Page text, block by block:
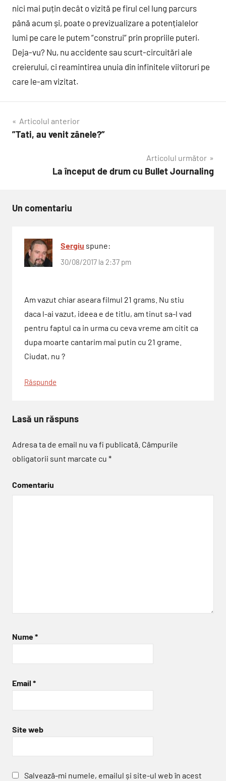
nici mai puțin decât o vizită pe firul cel lung parcurs
până acum și, poate o previzualizare a potențialelor
lumi pe care le putem ”construi” prin propriile puteri.
Deja-vu? Nu, nu accidente sau scurt-circuitări ale
creierului, ci reamintirea unuia din infinitele viitoruri pe
care le-am vizitat.
Navigare
în
Articolul anterior
”Tati, au venit zânele?”
Articolul următor
La început de drum cu Bullet Journaling
Un comentariu
Sergiu spune:
30/08/2017 la 2:37 pm
Am vazut chiar aseara filmul 21 grams. Nu stiu
daca l-ai vazut, ideea e de titlu, am tinut sa-l vad
pentru faptul ca in urma cu ceva vreme am citit ca
dupa moarte cantarim mai putin cu 21 grame.
Ciudat, nu ?
Răspunde
Lasă un răspuns
Adresa ta de email nu va fi publicată. Câmpurile
obligatorii sunt marcate cu *
Comentariu
Nume*
Email *
Site web
Salvează-mi numele, emailul și site-ul web în acest